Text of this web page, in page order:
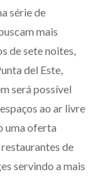
série de
mais
de sete noites,
del Este,
será possível
ao ar livre
uma oferta
de
servindo a mais